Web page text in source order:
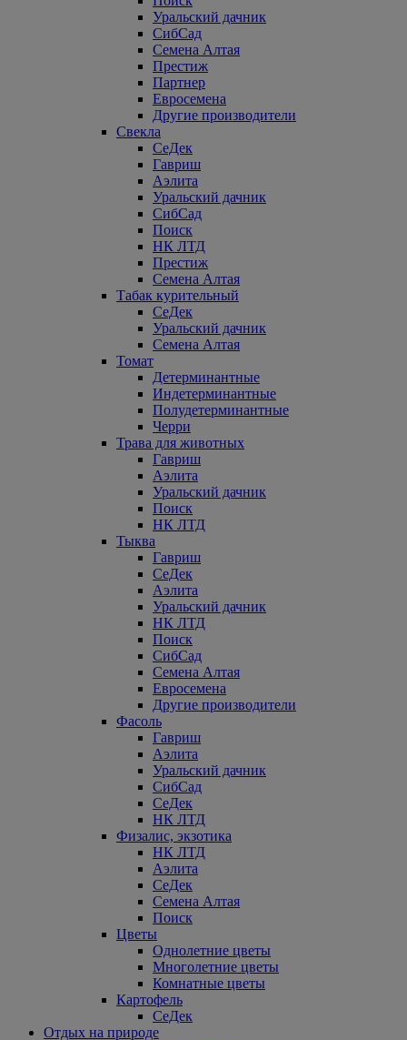
Уральский дачник
СибСад
Семена Алтая
Престиж
Партнер
Евросемена
Другие производители
Свекла
СеДек
Гавриш
Аэлита
Уральский дачник
СибСад
Поиск
НК ЛТД
Престиж
Семена Алтая
Табак курительный
СеДек
Уральский дачник
Семена Алтая
Томат
Детерминантные
Индетерминантные
Полудетерминантные
Черри
Трава для животных
Гавриш
Аэлита
Уральский дачник
Поиск
НК ЛТД
Тыква
Гавриш
СеДек
Аэлита
Уральский дачник
НК ЛТД
Поиск
СибСад
Семена Алтая
Евросемена
Другие производители
Фасоль
Гавриш
Аэлита
Уральский дачник
СибСад
СеДек
НК ЛТД
Физалис, экзотика
НК ЛТД
Аэлита
СеДек
Семена Алтая
Поиск
Цветы
Однолетние цветы
Многолетние цветы
Комнатные цветы
Картофель
СеДек
Отдых на природе